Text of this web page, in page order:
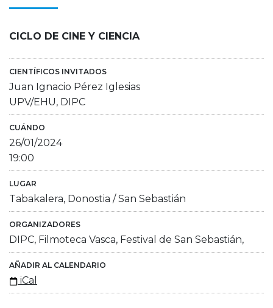
CICLO DE CINE Y CIENCIA
CIENTÍFICOS INVITADOS
Juan Ignacio Pérez Iglesias
UPV/EHU, DIPC
CUÁNDO
26/01/2024
19:00
LUGAR
Tabakalera, Donostia / San Sebastián
ORGANIZADORES
DIPC, Filmoteca Vasca, Festival de San Sebastián,
AÑADIR AL CALENDARIO
iCal